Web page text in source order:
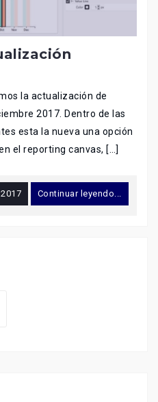
la actualización de
2017. Dentro de las
esta la nueva una opción
el reporting canvas, […]
Continuar leyendo...